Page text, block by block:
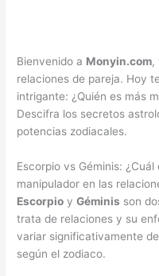
Bienvenido a Monyin.com,
relaciones de pareja. Hoy
intrigante: ¿Quién es más
Descifra los secretos
potencias zodiacales.
Escorpio vs Géminis:
manipulador en las
Escorpio yGéminis son
trata de relaciones y su
variar significativamente
según el zodiaco.